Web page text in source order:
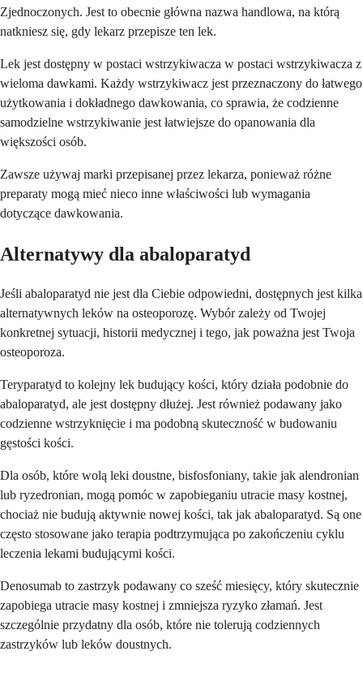
Zjednoczonych. Jest to obecnie główna nazwa handlowa, na którą
natkniesz się, gdy lekarz przepisze ten lek.
Lek jest dostępny w postaci wstrzykiwacza w postaci wstrzykiwacza z
wieloma dawkami. Każdy wstrzykiwacz jest przeznaczony do łatwego
użytkowania i dokładnego dawkowania, co sprawia, że codzienne
samodzielne wstrzykiwanie jest łatwiejsze do opanowania dla
większości osób.
Zawsze używaj marki przepisanej przez lekarza, ponieważ różne
preparaty mogą mieć nieco inne właściwości lub wymagania
dotyczące dawkowania.
Alternatywy dla abaloparatyd
Jeśli abaloparatyd nie jest dla Ciebie odpowiedni, dostępnych jest kilka
alternatywnych leków na osteoporozę. Wybór zależy od Twojej
konkretnej sytuacji, historii medycznej i tego, jak poważna jest Twoja
osteoporoza.
Teryparatyd to kolejny lek budujący kości, który działa podobnie do
abaloparatyd, ale jest dostępny dłużej. Jest również podawany jako
codzienne wstrzyknięcie i ma podobną skuteczność w budowaniu
gęstości kości.
Dla osób, które wolą leki doustne, bisfosfoniany, takie jak alendronian
lub ryzedronian, mogą pomóc w zapobieganiu utracie masy kostnej,
chociaż nie budują aktywnie nowej kości, tak jak abaloparatyd. Są one
często stosowane jako terapia podtrzymująca po zakończeniu cyklu
leczenia lekami budującymi kości.
Denosumab to zastrzyk podawany co sześć miesięcy, który skutecznie
zapobiega utracie masy kostnej i zmniejsza ryzyko złamań. Jest
szczególnie przydatny dla osób, które nie tolerują codziennych
zastrzyków lub leków doustnych.